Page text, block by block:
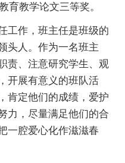
育教学论文三等奖。
工作，班主任是班级的
头人。作为一名班主
责、注意研究学生、观
开展有意义的班队活
肯定他们的成绩，爱护
力，尽量满足他们的合
一腔爱心化作滋滋春